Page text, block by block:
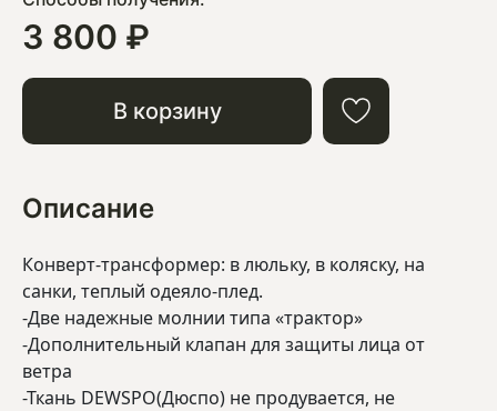
3 800 ₽
В корзину
Описание
Конверт-трансформер: в люльку, в коляску, на
санки, теплый одеяло-плед.
-Две надежные молнии типа «трактор»
-Дополнительный клапан для защиты лица от
ветра
-Ткань DEWSPO(Дюспо) не продувается, не